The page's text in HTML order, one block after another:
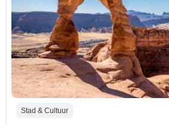
Stad & Cultuur